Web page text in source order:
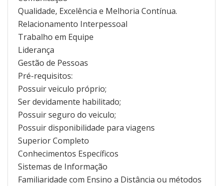
Qualidade, Excelência e Melhoria Contínua.
Relacionamento Interpessoal
Trabalho em Equipe
Liderança
Gestão de Pessoas
Pré-requisitos:
Possuir veiculo próprio;
Ser devidamente habilitado;
Possuir seguro do veiculo;
Possuir disponibilidade para viagens
Superior Completo
Conhecimentos Específicos
Sistemas de Informação
Familiaridade com Ensino a Distância ou métodos